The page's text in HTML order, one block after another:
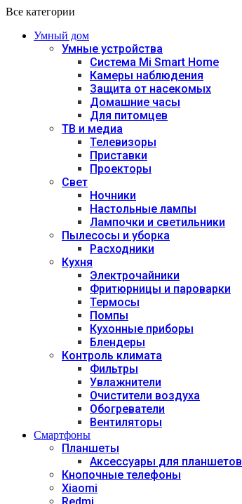
Все категории
Умный дом
Умные устройства
Система Mi Smart Home
Камеры наблюдения
Защита от насекомых
Домашние часы
Для питомцев
ТВ и медиа
Телевизоры
Приставки
Проекторы
Свет
Ночники
Настольные лампы
Лампочки и светильники
Пылесосы и уборка
Расходники
Кухня
Электрочайники
Фритюрницы и пароварки
Термосы
Помпы
Кухонные приборы
Блендеры
Контроль климата
Фильтры
Увлажнители
Очистители воздуха
Обогреватели
Вентиляторы
Смартфоны
Планшеты
Аксессуары для планшетов
Кнопочные телефоны
Xiaomi